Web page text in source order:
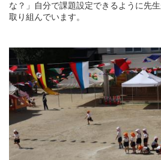
な？」自分で課題設定できるように先
取り組んでいます。